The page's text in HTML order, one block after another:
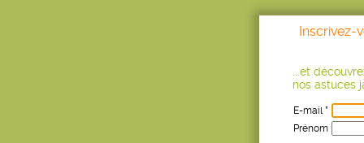
Inscrivez-
...et
nos astuces
E-mail *
Prénom